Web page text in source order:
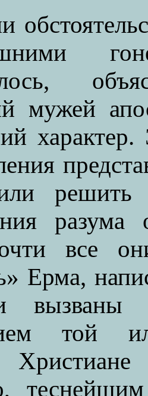
мужей
решить
разума
все
Ерма,
вызваны
той